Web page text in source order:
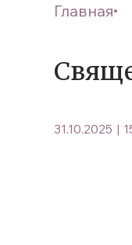
Главная
31.10.2025 |